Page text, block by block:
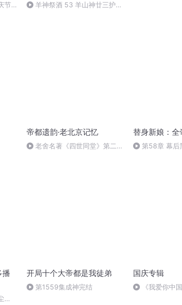
节-
羊神祭酒 53 羊山神廿三护祭
帝都遗韵·老北京记忆
老舍名著《四世同堂》第二章
替身新娘：
第58章 幕后
播
开局十个大帝都是我徒弟
第1559集成神完结
国庆专辑
《我爱你中国